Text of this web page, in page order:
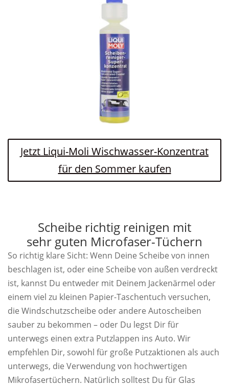
Jetzt Liqui-Moli Wischwasser-Konzentrat
für den Sommer kaufen
Scheibe richtig reinigen mit
sehr guten Microfaser-Tüchern
So richtig klare Sicht: Wenn Deine Scheibe von innen
beschlagen ist, oder eine Scheibe von außen verdreckt
ist, kannst Du entweder mit Deinem Jackenärmel oder
einem viel zu kleinen Papier-Taschentuch versuchen,
die Windschutzscheibe oder andere Autoscheiben
sauber zu bekommen – oder Du legst Dir für
unterwegs einen extra Putzlappen ins Auto. Wir
empfehlen Dir, sowohl für große Putzaktionen als auch
unterwegs, die Verwendung von hochwertigen
Mikrofasertüchern. Natürlich solltest Du für Glas